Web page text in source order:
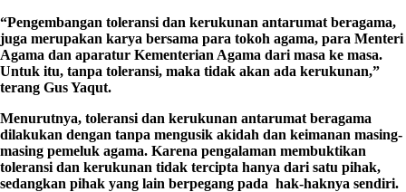
“Pengembangan toleransi dan kerukunan antarumat beragama,
juga merupakan karya bersama para tokoh agama, para Menteri
Agama dan aparatur Kementerian Agama dari masa ke masa.
Untuk itu, tanpa toleransi, maka tidak akan ada kerukunan,”
terang Gus Yaqut.
Menurutnya, toleransi dan kerukunan antarumat beragama
dilakukan dengan tanpa mengusik akidah dan keimanan masing-
masing pemeluk agama. Karena pengalaman membuktikan
toleransi dan kerukunan tidak tercipta hanya dari satu pihak,
sedangkan pihak yang lain berpegang pada hak-haknya sendiri.